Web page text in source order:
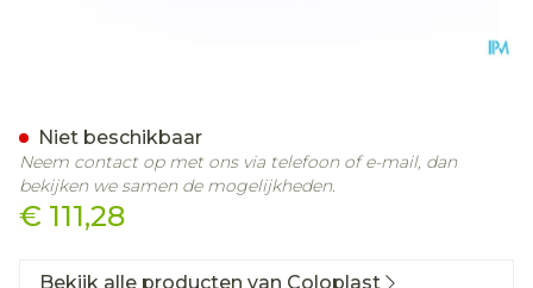
€ 111,28
Niet beschikbaar
Neem contact op met ons via telefoon of e-mail, dan
bekijken we samen de mogelijkheden.
Bekijk alle producten van Coloplast